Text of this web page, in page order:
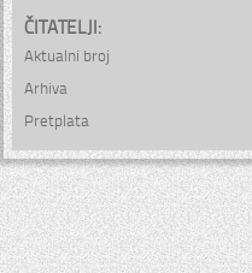
ČITATELJI:
Aktualni broj
Arhiva
Pretplata